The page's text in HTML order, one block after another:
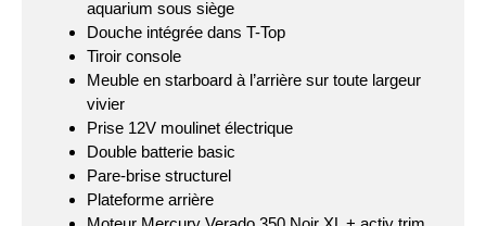
aquarium sous siège
Douche intégrée dans T-Top
Tiroir console
Meuble en starboard à l’arrière sur toute largeur
vivier
Prise 12V moulinet électrique
Double batterie basic
Pare-brise structurel
Plateforme arrière